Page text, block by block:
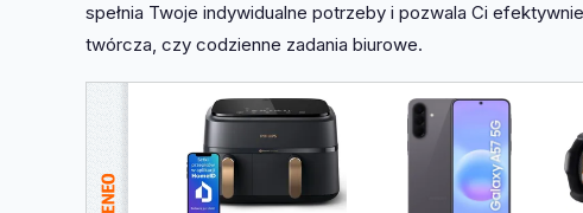
spełnia Twoje indywidualne potrzeby i pozwala Ci
twórcza, czy codzienne zadania biurowe.